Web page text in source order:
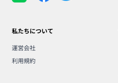
私たちについて
運営会社
利用規約